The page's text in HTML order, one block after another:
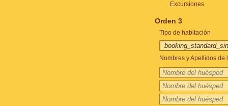
Excursiones
Orden 3
Tipo de habitación
Nombres y Apellidos